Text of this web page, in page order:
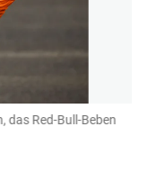
das Red-Bull-Beben